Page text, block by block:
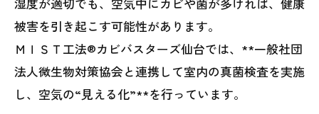
被害を引き起こす可能性があります。
ＭＩＳＴ工法®カビバスターズ仙台では、**一般社団
法人微生物対策協会と連携して室内の真菌検査を実施
し、空気の“見える化”**を行っています。